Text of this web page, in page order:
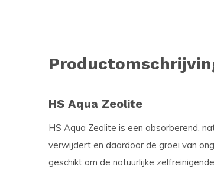
HS Aqua Zeolite
HS Aqua Zeolite is een absorberend,
verwijdert en daardoor de groei van
geschikt om de natuurlijke